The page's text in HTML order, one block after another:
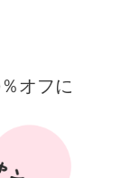
オフに